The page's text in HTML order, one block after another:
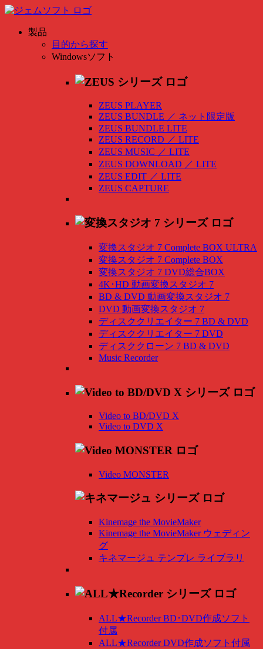
製品
目的から探す
Windowsソフト
ZEUS PLAYER
ZEUS BUNDLE ／ ネット限定版
ZEUS BUNDLE LITE
ZEUS RECORD ／ LITE
ZEUS MUSIC ／ LITE
ZEUS DOWNLOAD ／ LITE
ZEUS EDIT ／ LITE
ZEUS CAPTURE
変換スタジオ 7 Complete BOX ULTRA
変換スタジオ 7 Complete BOX
変換スタジオ 7 DVD総合BOX
4K･HD 動画変換スタジオ 7
BD & DVD 動画変換スタジオ 7
DVD 動画変換スタジオ 7
ディスククリエイター 7 BD & DVD
ディスククリエイター 7 DVD
ディスククローン 7 BD & DVD
Music Recorder
Video to BD/DVD X
Video to DVD X
Video MONSTER
Kinemage the MovieMaker
Kinemage the MovieMaker ウェディン
グ
キネマージュ テンプレ ライブラリ
ALL★Recorder BD･DVD作成ソフト
付属
ALL★Recorder DVD作成ソフト付属